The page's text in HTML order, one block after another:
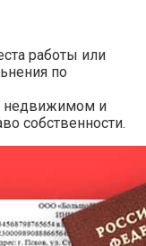
работы или
по
недвижимом и
собственности.